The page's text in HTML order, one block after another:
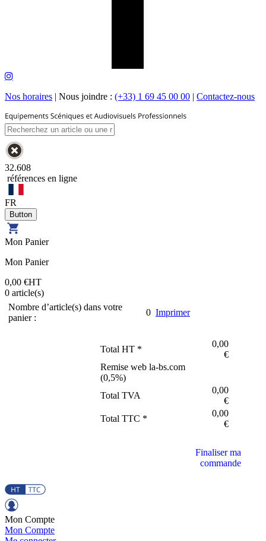
Nos horaires | Nous joindre : (+33) 1 69 45 00 00 | Contactez-nous
32.608
références en ligne
FR
Mon Panier
Mon Panier
0,00 €HT
0 article(s)
Nombre d’article(s) dans votre
panier :
0 Imprimer
Total HT *
0,00
€
Remise web la-bs.com
(0,5%)
Total TVA
0,00
€
Total TTC *
0,00
€
Finaliser ma
commande
Mon Compte
Mon Compte